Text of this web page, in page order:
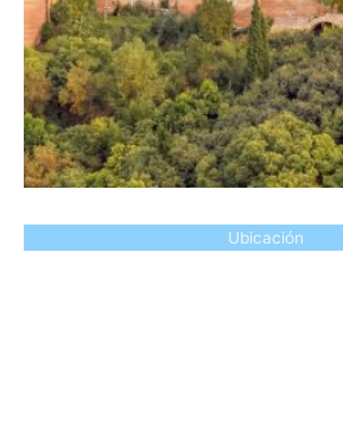
Ubicación